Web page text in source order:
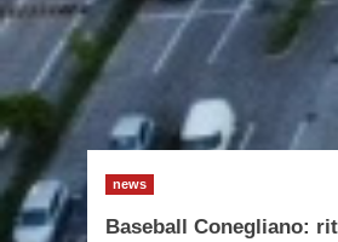
news
Baseball Conegliano: